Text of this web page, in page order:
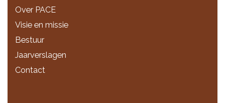
Over PACE
Visie en missie
Bestuur
Jaarverslagen
Contact